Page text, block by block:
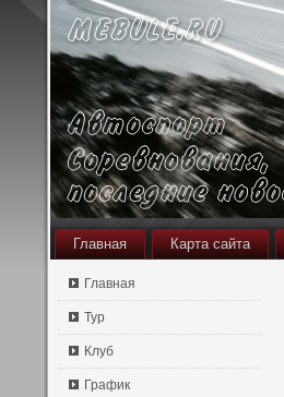
Главная Карта сайта
Главная
Тур
Клуб
График